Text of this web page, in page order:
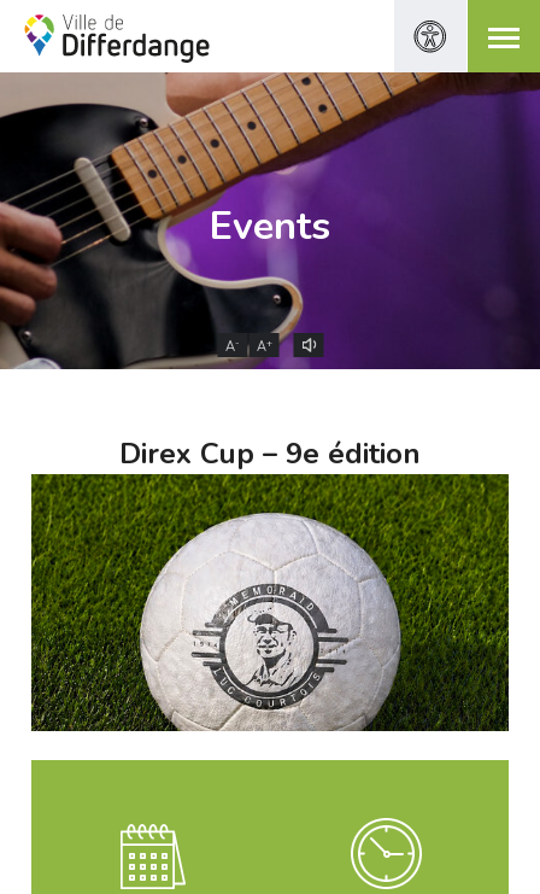
Events
A- A+
Direx Cup – 9e édition